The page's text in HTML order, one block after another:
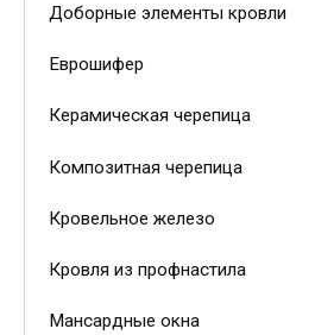
Доборные элементы кровли
Еврошифер
Керамическая черепица
Композитная черепица
Кровельное железо
Кровля из профнастила
Мансардные окна